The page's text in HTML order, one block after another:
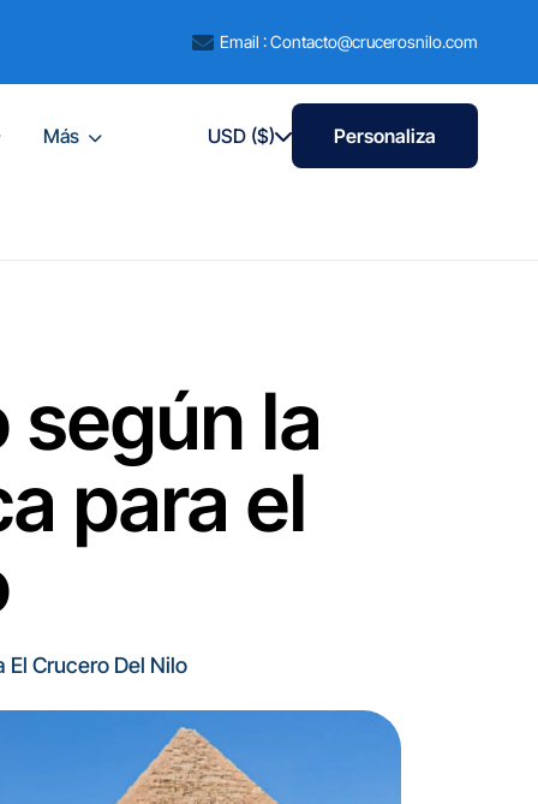
Email : Contacto@crucerosnilo.com
Más USD ($) Personaliza
según la
para el
El Crucero Del Nilo